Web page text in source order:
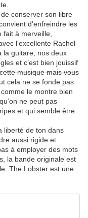
conserver son libre
d’enfreindre les
à merveille,
l’excellente Rachel
la guitare, nos deux
et c’est bien jouissif
musique mais vous
cela ne se fonde pas
le montre bien
ne peut pas
et qui semble être
liberté de ton dans
aussi rigide et
à employer des mots
la bande originale est
The Lobster est une